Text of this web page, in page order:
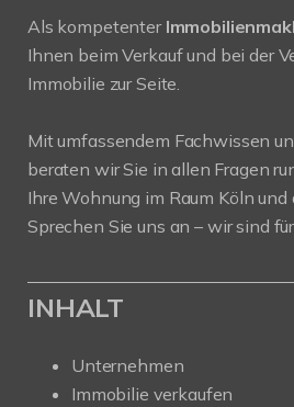
Als kompetenter
Ihnen beim Verkauf und bei der
Immobilie zur Seite.
Mit umfassendem Fachwissen
beraten wir Sie in allen Fragen
Ihre Wohnung im Raum Köln und
Sprechen Sie uns an – wir sind
INHALT
Unternehmen
Immobilie verkaufen